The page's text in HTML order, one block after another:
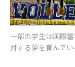
一部の学生は国際
対する夢を育んで